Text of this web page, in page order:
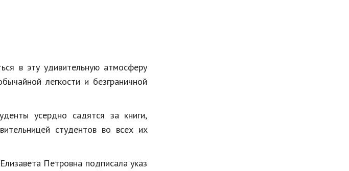
Путешествия
Культура и общество
Бизнес
в эту удивительную атмосферу
легкости и безграничной
усердно садятся за книги,
студентов во всех их
Петровна подписала указ